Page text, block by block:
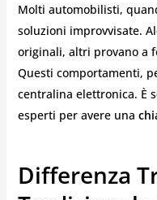
Molti automobilisti,
soluzioni improvvisate.
originali, altri provano a
Questi comportamenti,
centralina elettronica. È
esperti per avere una
Differenza